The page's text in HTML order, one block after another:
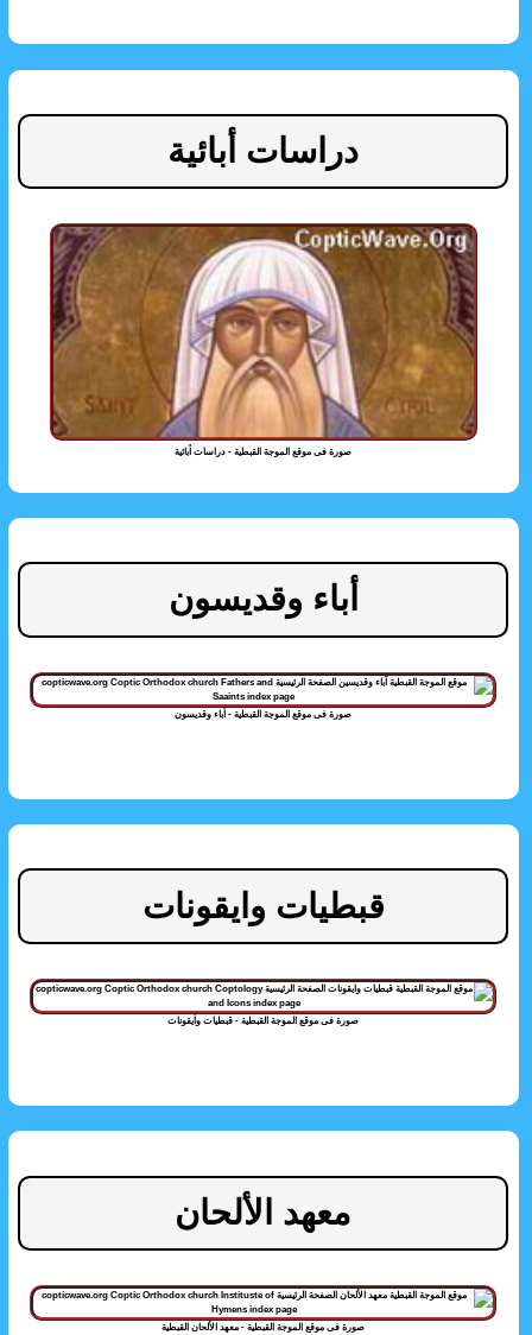
دراسات أبائية
صورة فى موقع الموجة القبطية - دراسات أبائية
أباء وقديسون
صورة فى موقع الموجة القبطية - أباء وقديسون
قبطيات وايقونات
صورة فى موقع الموجة القبطية - قبطيات وأيقونات
معهد الألحان
صورة فى موقع الموجة القبطية - معهد الألحان القبطية